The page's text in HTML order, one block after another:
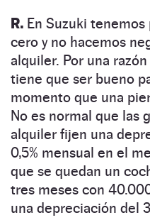
R. En Suzuki
cero y no hacemos
alquiler. Por una
tiene que ser bueno
momento que una
No es normal que las
alquiler fijen una
0,5% mensual en el
que se quedan un
tres meses con
una depreciación del